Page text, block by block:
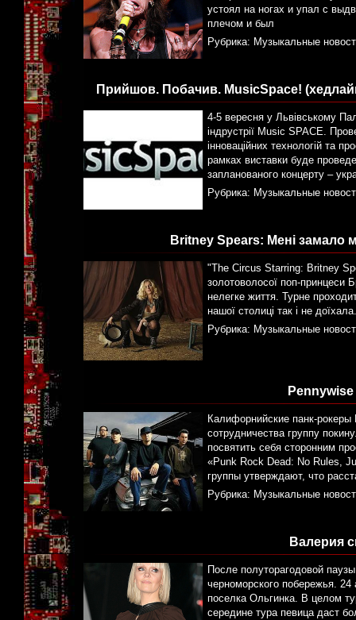
устоял на ногах и упал с
плечом и был
Рубрика: Музыкальные
Прийшов. Побачив. MusicSpace!
4-5 вересня у Львівському
індрустрії Music SPACE.
інноваційних технологій та
рамках виставки буде
запланованого концерту –
Рубрика: Музыкальные
Britney Spears: Мені замало
"The Circus Starring: Britney
золотоволосої поп-принцеси
нелегке життя. Турне
нашої столиці так і не
Рубрика: Музыкальные
Калифорнийские панк-
сотрудничества группу
посвятить себя сторонним
«Punk Rock Dead: No Rules,
группы утверждают, что
Рубрика: Музыкальные
Валерия
После полуторагодовой
черноморского побережья. 24
поселка Ольгинка. В целом
середине тура певица даст